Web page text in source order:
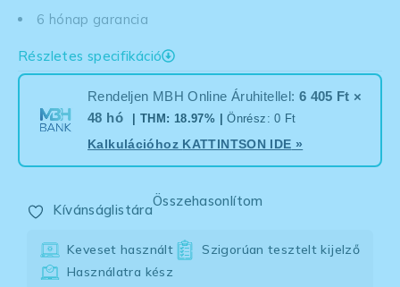
6 hónap garancia
Részletes specifikáció
Rendeljen MBH Online Áruhitellel: 6 405 Ft ×
48 hó
| THM: 18.97% |Önrész: 0 Ft
Kalkulációhoz KATTINTSON IDE »
Kívánságlistára
Összehasonlítom
Keveset használt
Szigorúan tesztelt kijelző
Használatra kész